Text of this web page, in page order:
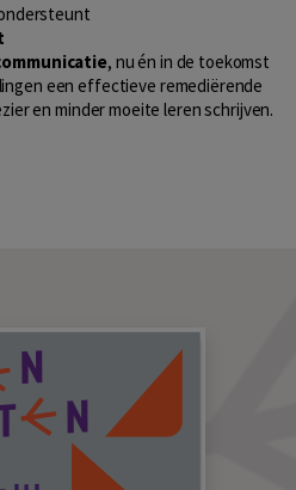
, nu én in de toekomst
een effectieve remediërende
en minder moeite leren schrijven.